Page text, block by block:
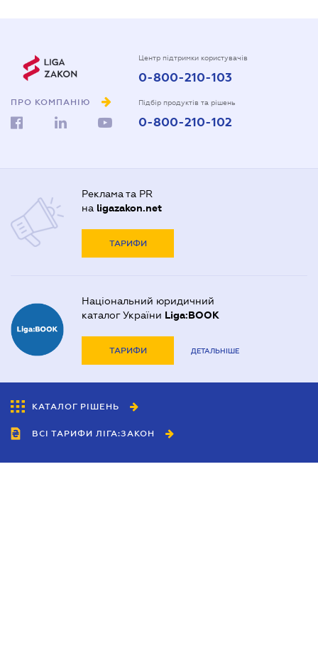
ПРО КОМПАНІЮ
Центр підтримки користувачів
0-800-210-103
Підбір продуктів та рішень
0-800-210-102
Реклама та PR
на ligazakon.net
ТАРИФИ
Національний юридичний
каталог України Liga:BOOK
ТАРИФИ ДЕТАЛЬНІШЕ
КАТАЛОГ РІШЕНЬ
ВСІ ТАРИФИ ЛІГА:ЗАКОН